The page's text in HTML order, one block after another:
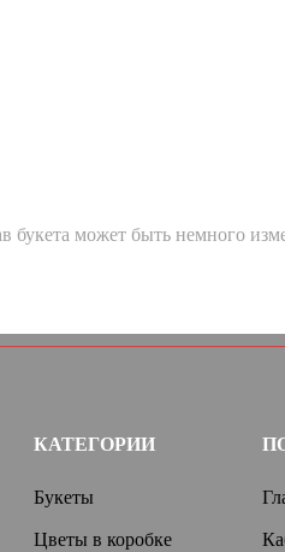
букета может быть немного
КАТЕГОРИИ
Букеты
Цветы в коробке